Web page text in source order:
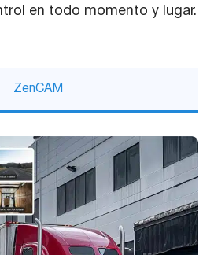
en todo momento y lugar.
ZenCAM